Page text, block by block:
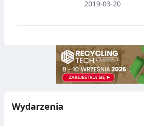
2019-03-20
Wydarzenia